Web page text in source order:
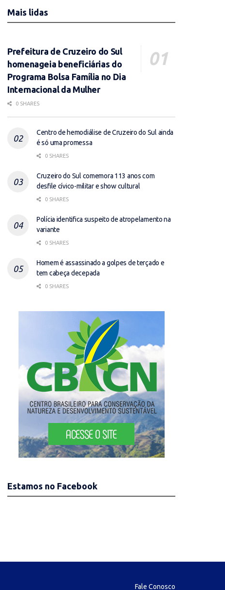
Mais lidas
Prefeitura de Cruzeiro do Sul
homenageia beneficiárias do
Programa Bolsa Família no Dia
Internacional da Mulher
0 SHARES
Centro de hemodiálise de Cruzeiro do Sul ainda
é só uma promessa
0 SHARES
Cruzeiro do Sul comemora 113 anos com
desfile cívico-militar e show cultural
0 SHARES
Polícia identifica suspeito de atropelamento na
variante
0 SHARES
Homem é assassinado a golpes de terçado e
tem cabeça decepada
0 SHARES
Estamos no Facebook
Fale Conosco